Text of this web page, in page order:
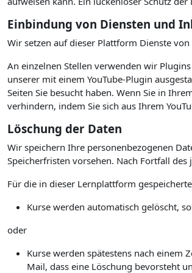
Einbindung von Diensten und
Wir setzen auf dieser Plattform Dienste
An einzelnen Stellen verwenden wir
unserer mit einem YouTube-Plugin
Seiten Sie besucht haben. Wenn Sie in
verhindern, indem Sie sich aus Ihrem
Löschung der Daten
Wir speichern Ihre personenbezogenen
Speicherfristen vorsehen. Nach Fortfall
Für die in dieser Lernplattform
Kurse werden automatisch gelöscht,
oder
Kurse werden spätestens nach einem
Mail, dass eine Löschung bevorsteht